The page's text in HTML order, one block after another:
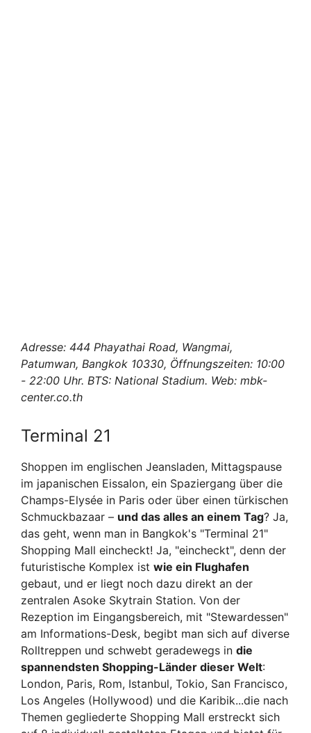
Adresse: 444 Phayathai Road, Wangmai,
Patumwan, Bangkok 10330, Öffnungszeiten: 10:00
- 22:00 Uhr. BTS: National Stadium. Web: mbk-
center.co.th
Terminal 21
Shoppen im englischen Jeansladen, Mittagspause
im japanischen Eissalon, ein Spaziergang über die
Champs-Elysée in Paris oder über einen türkischen
Schmuckbazaar – und das alles an einem Tag? Ja,
das geht, wenn man in Bangkok's "Terminal 21"
Shopping Mall eincheckt! Ja, "eincheckt", denn der
futuristische Komplex ist wie ein Flughafen
gebaut, und er liegt noch dazu direkt an der
zentralen Asoke Skytrain Station. Von der
Rezeption im Eingangsbereich, mit "Stewardessen"
am Informations-Desk, begibt man sich auf diverse
Rolltreppen und schwebt geradewegs in die
spannendsten Shopping-Länder dieser Welt:
London, Paris, Rom, Istanbul, Tokio, San Francisco,
Los Angeles (Hollywood) und die Karibik...die nach
Themen gegliederte Shopping Mall erstreckt sich